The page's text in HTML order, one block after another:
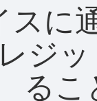
に
ジ
るこ